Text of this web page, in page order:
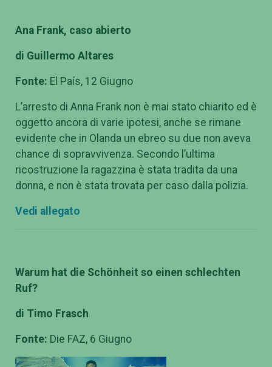
Ana Frank, caso abierto
di Guillermo Altares
Fonte: El País, 12 Giugno
L’arresto di Anna Frank non è mai stato chiarito ed è
oggetto ancora di varie ipotesi, anche se rimane
evidente che in Olanda un ebreo su due non aveva
chance di sopravvivenza. Secondo l’ultima
ricostruzione la ragazzina è stata tradita da una
donna, e non è stata trovata per caso dalla polizia.
Vedi allegato
Warum hat die Schönheit so einen schlechten
Ruf?
di Timo Frasch
Fonte: Die FAZ, 6 Giugno